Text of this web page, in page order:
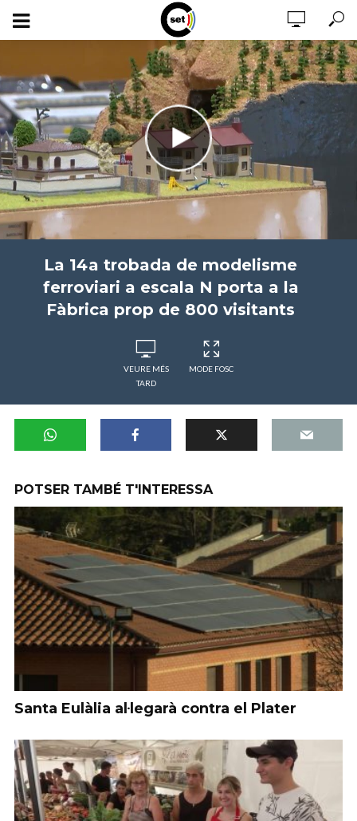
La 14a trobada de modelisme
ferroviari a escala N porta a la
Fàbrica prop de 800 visitants
VEURE MÉS
TARD
MODE FOSC
POTSER TAMBÉ T'INTERESSA
Santa Eulàlia al·legarà contra el Plater